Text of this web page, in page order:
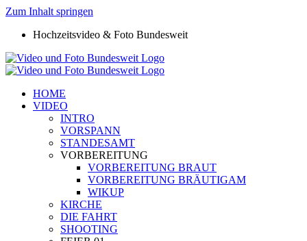
Zum Inhalt springen
Hochzeitsvideo & Foto Bundesweit
HOME
VIDEO
INTRO
VORSPANN
STANDESAMT
VORBEREITUNG
VORBEREITUNG BRAUT
VORBEREITUNG BRÄUTIGAM
WIKUP
KIRCHE
DIE FAHRT
SHOOTING